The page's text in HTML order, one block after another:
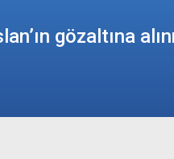
gözaltına